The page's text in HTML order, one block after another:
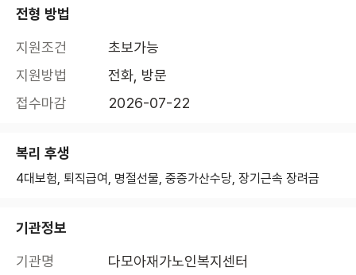
전형 방법
지원조건
초보가능
지원방법
전화, 방문
접수마감
2026-07-22
복리 후생
4대보험, 퇴직급여, 명절선물, 중증가산수당, 장기근속 장려금
기관정보
기관명
다모아재가노인복지센터